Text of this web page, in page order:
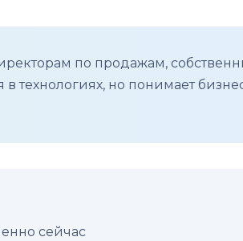
по продажам,
технологиях, но понимает
сейчас